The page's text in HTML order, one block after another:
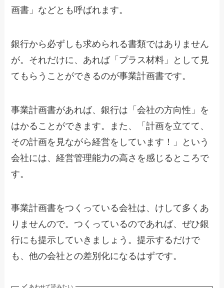
画書」などとも呼ばれます。
銀行から必ずしも求められる書類ではありません
が。それだけに、あれば「プラス材料」として見
てもらうことができるのが事業計画書です。
事業計画書があれば、銀行は「会社の方向性」を
はかることができます。また、「計画を立てて、
その計画を見ながら経営をしています！」という
会社には、経営管理能力の高さを感じるところで
す。
事業計画書をつくっている会社は、けして多くあ
りませんので。つくっているのであれば、ぜひ銀
行にも提示していきましょう。提示するだけで
も、他の会社との差別化になるはずです。
あわせて読みたい